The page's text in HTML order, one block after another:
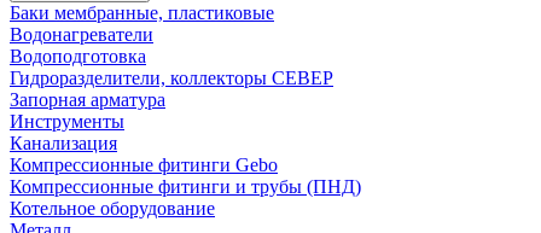
Баки мембранные, пластиковые
Водонагреватели
Водоподготовка
Гидроразделители, коллекторы СЕВЕР
Запорная арматура
Инструменты
Канализация
Компрессионные фитинги Gebo
Компрессионные фитинги и трубы (ПНД)
Котельное оборудование